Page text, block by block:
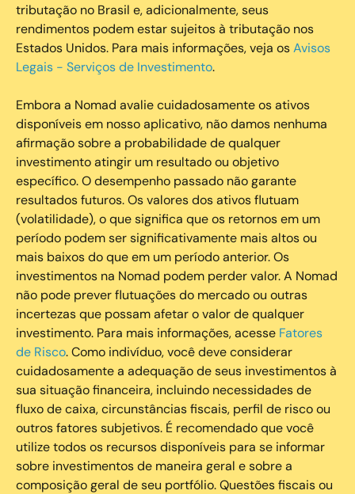
tributação no Brasil e, adicionalmente, seus
rendimentos podem estar sujeitos à tributação nos
Estados Unidos. Para mais informações, veja osAvisos
Legais - Serviços de Investimento.
Embora a Nomad avalie cuidadosamente os ativos
disponíveis em nosso aplicativo, não damos nenhuma
afirmação sobre a probabilidade de qualquer
investimento atingir um resultado ou objetivo
específico. O desempenho passado não garante
resultados futuros. Os valores dos ativos flutuam
(volatilidade), o que significa que os retornos em um
período podem ser significativamente mais altos ou
mais baixos do que em um período anterior. Os
investimentos na Nomad podem perder valor. A Nomad
não pode prever flutuações do mercado ou outras
incertezas que possam afetar o valor de qualquer
investimento. Para mais informações, acesse Fatores
de Risco. Como indivíduo, você deve considerar
cuidadosamente a adequação de seus investimentos à
sua situação financeira, incluindo necessidades de
fluxo de caixa, circunstâncias fiscais, perfil de risco ou
outros fatores subjetivos. É recomendado que você
utilize todos os recursos disponíveis para se informar
sobre investimentos de maneira geral e sobre a
composição geral de seu portfólio. Questões fiscais ou